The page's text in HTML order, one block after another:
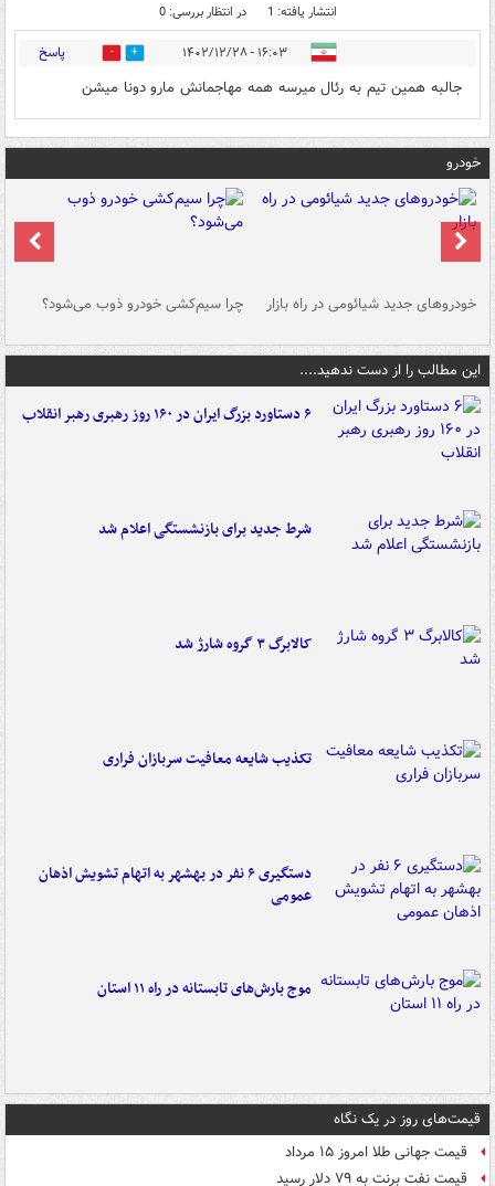
انتشار یافته: 1 در انتظار بررسی: 0
۱۶:۰۳ - ۱۴۰۲/۱۲/۲۸ 0 پاسخ
جالبه همین تیم به رئال میرسه همه مهاجمانش مارو دونا میشن
خودرو
خودروهای جدید شیائومی در راه بازار چرا سیم‌کشی خودرو ذوب می‌شود؟
این مطالب را از دست ندهید....
۶ دستاورد بزرگ ایران در ۱۶۰ روز رهبری رهبر انقلاب
شرط جدید برای بازنشستگی اعلام شد
کالابرگ ۳ گروه شارژ شد
تکذیب شایعه معافیت سربازان فراری
دستگیری ۶ نفر در بهشهر به اتهام تشویش اذهان
عمومی
موج بارش‌های تابستانه در راه ۱۱ استان
قیمت‌های روز در یک نگاه
قیمت جهانی طلا امروز ۱۵ مرداد
قیمت نفت برنت به ۷۹ دلار رسید